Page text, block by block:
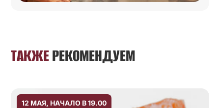
ТАКЖЕРЕКОМЕНДУЕМ
12 МАЯ, НАЧАЛО В 19.00